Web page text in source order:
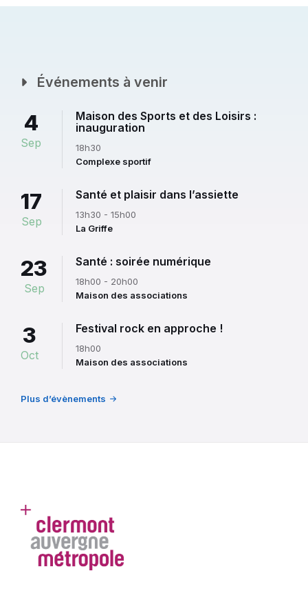
Événements à venir
4
Sep
Maison des Sports et des Loisirs :
inauguration
18h30
Complexe sportif
17
Sep
Santé et plaisir dans l’assiette
13h30 - 15h00
La Griffe
23
Sep
Santé : soirée numérique
18h00 - 20h00
Maison des associations
3
Oct
Festival rock en approche !
18h00
Maison des associations
Plus d’évènements